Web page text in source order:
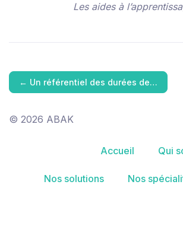
Les aides à
← Un référentiel des durées de…
© 2026 ABAK
Accueil Qui
Nos solutions Nos